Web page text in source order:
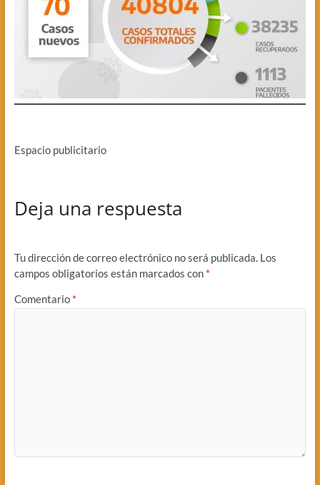
Espacio publicitario
Deja una respuesta
Tu dirección de correo electrónico no será publicada. Los
campos obligatorios están marcados con *
Comentario *